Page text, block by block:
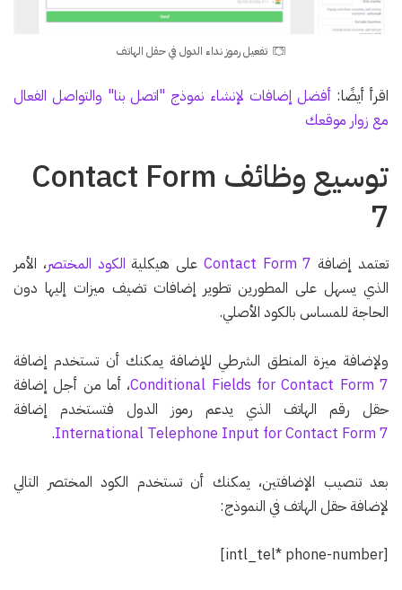
تفعيل رموز نداء الدول في حقل الهاتف
اقرأ أيضًا: أفضل إضافات لإنشاء نموذج "اتصل بنا" والتواصل الفعال
مع زوار موقعك
توسيع وظائف Contact Form
7
تعتمد إضافة Contact Form 7 على هيكلية الكود المختصر، الأمر
الذي يسهل على المطورين تطوير إضافات تضيف ميزات إليها دون
الحاجة للمساس بالكود الأصلي.
ولإضافة ميزة المنطق الشرطي للإضافة يمكنك أن تستخدم إضافة
Conditional Fields for Contact Form 7، أما من أجل إضافة
حقل رقم الهاتف الذي يدعم رموز الدول فتستخدم إضافة
International Telephone Input for Contact Form 7
.
بعد تنصيب الإضافتين، يمكنك أن تستخدم الكود المختصر التالي
لإضافة حقل الهاتف في النموذج:
[intl_tel* phone-number]